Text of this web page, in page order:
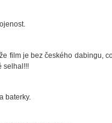
film je bez českého dabingu,
selhal!!!
baterky.